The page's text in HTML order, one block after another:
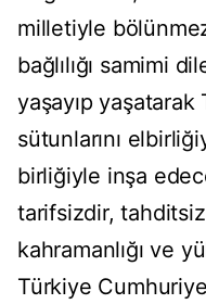
milletiyle
bağlılığı samimi
yaşayıp yaşatarak
sütunlarını
birliğiyle inşa
tarifsizdir,
kahramanlığı ve
Türkiye